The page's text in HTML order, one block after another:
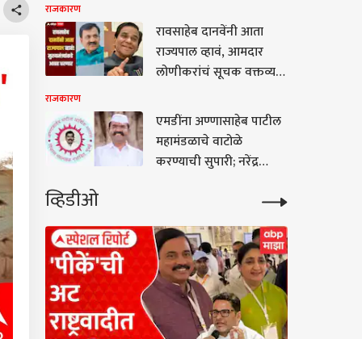
मोठं वक्तव्य
राजकारण
रावसाहेब दानवेंनी आता
राज्यपाल व्हावं, आमदार
लोणीकरांचं सूचक वक्तव्य,
खासदार व्हायचंय
राजकारण
एमडींना अण्णासाहेब पाटील
महामंडळाचे वाटोळे
करण्याची सुपारी; नरेंद्र
अध्यक्षपद सोडण्याचे संकेत
व्हिडीओ